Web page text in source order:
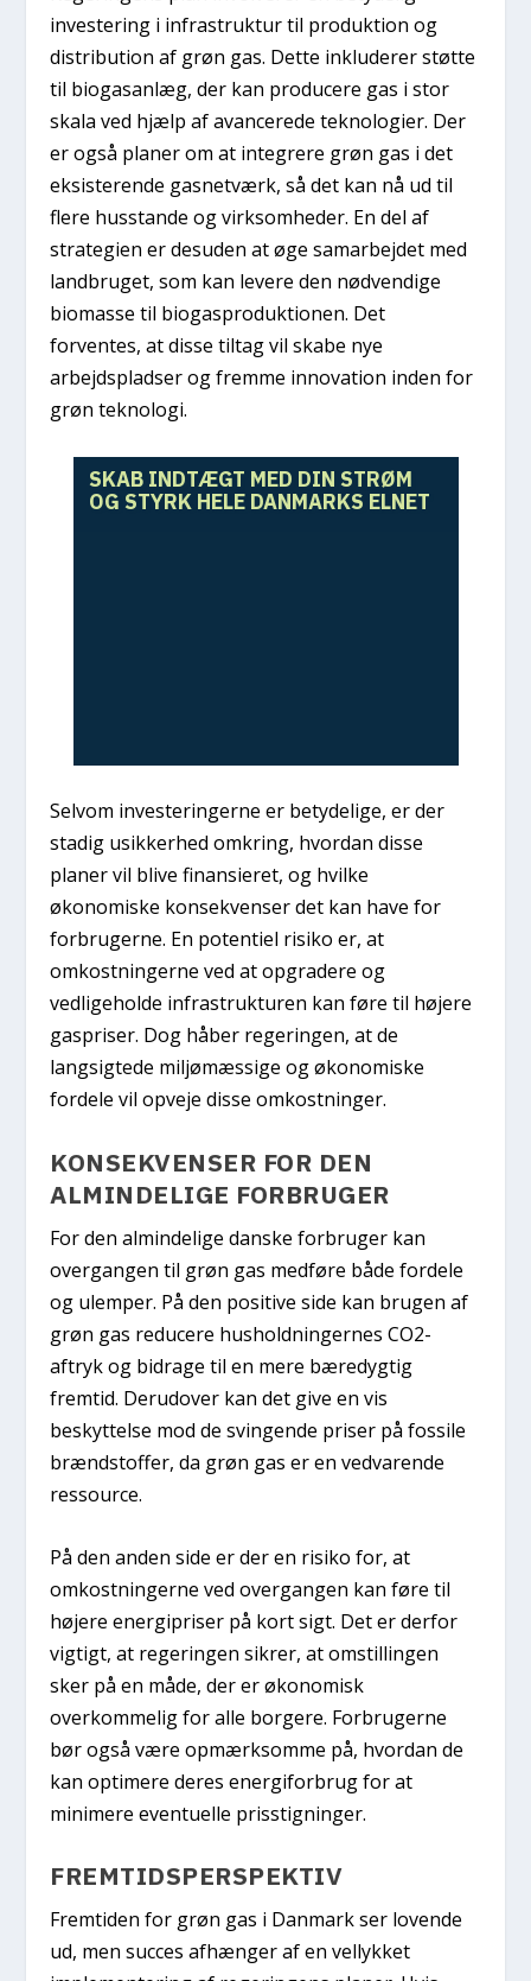
investering i infrastruktur til produktion og
distribution af grøn gas. Dette inkluderer støtte
til biogasanlæg, der kan producere gas i stor
skala ved hjælp af avancerede teknologier. Der
er også planer om at integrere grøn gas i det
eksisterende gasnetværk, så det kan nå ud til
flere husstande og virksomheder. En del af
strategien er desuden at øge samarbejdet med
landbruget, som kan levere den nødvendige
biomasse til biogasproduktionen. Det
forventes, at disse tiltag vil skabe nye
arbejdspladser og fremme innovation inden for
grøn teknologi.
SKAB INDTÆGT MED DIN STRØM
OG STYRK HELE DANMARKS ELNET
Selvom investeringerne er betydelige, er der
stadig usikkerhed omkring, hvordan disse
planer vil blive finansieret, og hvilke
økonomiske konsekvenser det kan have for
forbrugerne. En potentiel risiko er, at
omkostningerne ved at opgradere og
vedligeholde infrastrukturen kan føre til højere
gaspriser. Dog håber regeringen, at de
langsigtede miljømæssige og økonomiske
fordele vil opveje disse omkostninger.
KONSEKVENSER FOR DEN
ALMINDELIGE FORBRUGER
For den almindelige danske forbruger kan
overgangen til grøn gas medføre både fordele
og ulemper. På den positive side kan brugen af
grøn gas reducere husholdningernes CO2-
aftryk og bidrage til en mere bæredygtig
fremtid. Derudover kan det give en vis
beskyttelse mod de svingende priser på fossile
brændstoffer, da grøn gas er en vedvarende
ressource.
På den anden side er der en risiko for, at
omkostningerne ved overgangen kan føre til
højere energipriser på kort sigt. Det er derfor
vigtigt, at regeringen sikrer, at omstillingen
sker på en måde, der er økonomisk
overkommelig for alle borgere. Forbrugerne
bør også være opmærksomme på, hvordan de
kan optimere deres energiforbrug for at
minimere eventuelle prisstigninger.
FREMTIDSPERSPEKTIV
Fremtiden for grøn gas i Danmark ser lovende
ud, men succes afhænger af en vellykket